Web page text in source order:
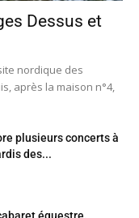
Dessus et
nordique des
après la maison n°4,
plusieurs concerts à
des...
équestre,